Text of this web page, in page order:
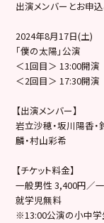
出演メンバーとお申
2024年8月17日(土)
「僕の太陽」公演
＜1回目＞ 13:00
＜2回目＞ 17:30開
【出演メンバー】
岩立沙穂・坂川陽香・
麟・村山彩希
【チケット料金】
一般男性 3,400円／
就学児無料
※13:00公演の小中学